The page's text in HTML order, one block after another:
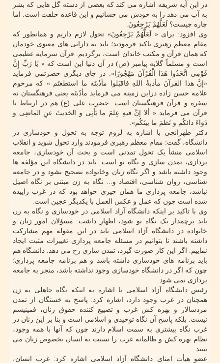
در این آیه شریفه اشاره می کند که بعضی از دسته گل هایی که بشر
به آب می دهد را به خودش می چشانیم و این قاعده خلقت است. اما
چاره چیست؟ لَعَلَّهُمْ یَرْجِعُونَ.
وی افزود: برای « لَعَلَّهُمْ یَرْجِعُونَ» تحول لازم داریم و همانطور که
مقام معظم رهبری تاکید فرمودند؛ باید به دارایی های معنوی خودمان
که همان قرآن و مکتب خاندان است، برگردیم. قرآن سرمایه عظیمی
است و مسلماً گلایه پیامبر (ص) در آن دنیا این است که « یَا رَبِّ إِنَّ
قَوْمِی اتَّخَذُوا هَذَا الْقُرْآنَ مَهْجُورًا». در جای دیگری حضرتمی فرماید
«إنَّ هذا القرآنَ مأدبةُ اللهِ فاقبَلوا مأدُبتَه ما استطعتَم » که مرحوم
علامه حسن زاده دراین زمینه می فرماید مأدُبتَه یعنی فرهنگستان نه
سفره و قرآن فرهنگستان است. حضرت علی (ع) هم در ارتباط با
قرآن می فرماید « ألا إنَّ فیهِ عِلمَ ما یَأتِی و الحَدیثَ عنِ الماضِی و
دَواءَ دائکُم و نَظمَ ما بینَکُم».
دکتر طهرانچی با اشاره به لزوم توجه به تحول و خودسازی در
دانشگاه، گفت: مقام معظم رهبری فرمودند وارد تحول شوید و انقلاب
اسلامی منشأ یک تحول تمدنی است و بحث آن خودسازی، جامعه
پردازی، تمدن سازی و نگاه نو است. باید در دانشگاه این مؤلفه ها
وجود داشته باشد و اگر نگاه زنان وخانواده تصحیح نشود و در جامعه
شناسی، روان شناسی، اقتصاد و... نگاه به زن مبتنی بر نگاه اصیل
نباشد، جامعه پردازی ما همان چیزی خواهد بود که در غرب زاییده
شده است چون که عمل و عکس العمل با یکدیگر عجین است.
وی با تاکید بر اینکه دانشگاه آزاد اسلامی در خودسازی و نگاه به زن
باید پرچمدار یک نگاه نو شود، اظهار داشت: مسؤلان امور زنان و
خانواده در دانشگاه آزاد اسلامی باید در این مقوله مهم مشارکت
داشته باشند تا بتوانیم در مسئله جامعه پردازی تغییرات مثبت ایجاد
نماییم. اگر این کار صورت گیرد، تمدن سازی رخ می دهد. دانشگاه هم
باید برنامه های خودسازی داشته باشد و هم برنامه جامعه پردازی؛
چون که اگر در دانشگاه خودسازی وجود نداشته باشد، منجر به جامعه
پردازی نمی شود.
رئیس دانشگاه آزاد اسلامی با اشاره به اینکه نگاه جاهلی به زن
همچنان در غرب وجود دارد، اشاره کرد: پاسخ به خستگان از تمدن
مردسالار و بهره کش غرب و تضییع کننده حقوق زنان، فمینیسم
نیست. بلکه پاسخ آن نگاه توحیدی و اسلامی است و بنا بر این زنان در
غرب نگاه بیشتری به سمت اسلام دارند چون که آنها با همه وجود،
نظام بهره کش و ظالمانه غرب را نسبت به انسان بخصوص زنان می
بینند.
عضو هیأت امنای دانشگاه آزاد اسلامی اشاره کرد: غرب انسان،